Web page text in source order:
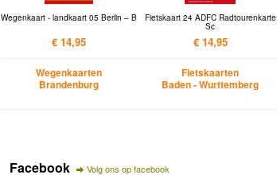
Wegenkaart - landkaart 05 Berlin – B
€ 14,95
Wegenkaarten
Brandenburg
Fietskaart 24 ADFC Radtourenkarte
Sc
€ 14,95
Fietskaarten
Baden - Wurttemberg
Facebook Volg ons op facebook